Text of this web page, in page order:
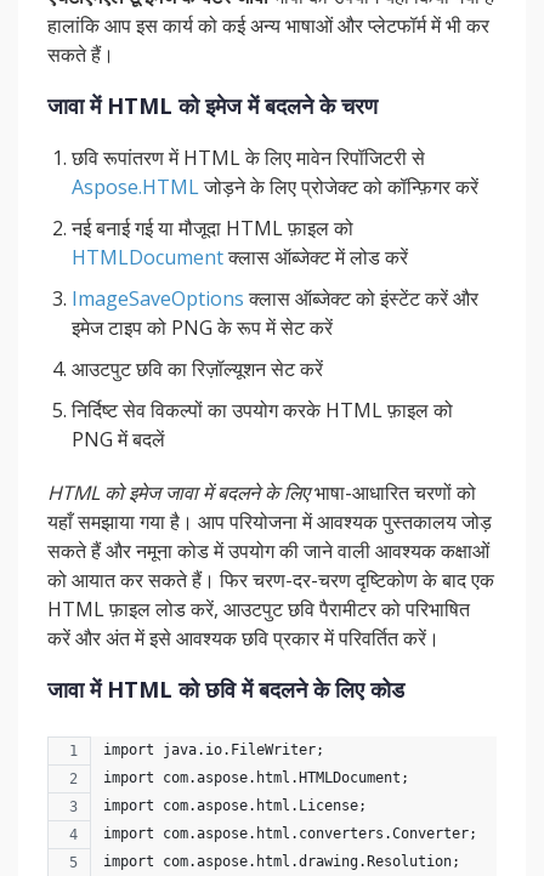
हालांकि आप इस कार्य को कई अन्य भाषाओं और प्लेटफॉर्म में भी कर
सकते हैं।
जावा में HTML को इमेज में बदलने के चरण
छवि रूपांतरण में HTML के लिए मावेन रिपॉजिटरी से
Aspose.HTMLजोड़ने के लिए प्रोजेक्ट को कॉन्फ़िगर करें
नई बनाई गई या मौजूदा HTML फ़ाइल को
HTMLDocumentक्लास ऑब्जेक्ट में लोड करें
ImageSaveOptionsक्लास ऑब्जेक्ट को इंस्टेंट करें और
इमेज टाइप को PNG के रूप में सेट करें
आउटपुट छवि का रिज़ॉल्यूशन सेट करें
निर्दिष्ट सेव विकल्पों का उपयोग करके HTML फ़ाइल को
PNG में बदलें
HTML को इमेज जावा में बदलने के लिएभाषा-आधारित चरणों को
यहाँ समझाया गया है। आप परियोजना में आवश्यक पुस्तकालय जोड़
सकते हैं और नमूना कोड में उपयोग की जाने वाली आवश्यक कक्षाओं
को आयात कर सकते हैं। फिर चरण-दर-चरण दृष्टिकोण के बाद एक
HTML फ़ाइल लोड करें, आउटपुट छवि पैरामीटर को परिभाषित
करें और अंत में इसे आवश्यक छवि प्रकार में परिवर्तित करें।
जावा में HTML को छवि में बदलने के लिए कोड
import java.io.FileWriter;
import com.aspose.html.HTMLDocument;
import com.aspose.html.License;
import com.aspose.html.converters.Converter;
import com.aspose.html.drawing.Resolution;